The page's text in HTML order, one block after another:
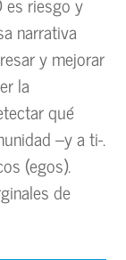
narrativa
y mejorar
la
qué
–y a ti-.
(egos).
de